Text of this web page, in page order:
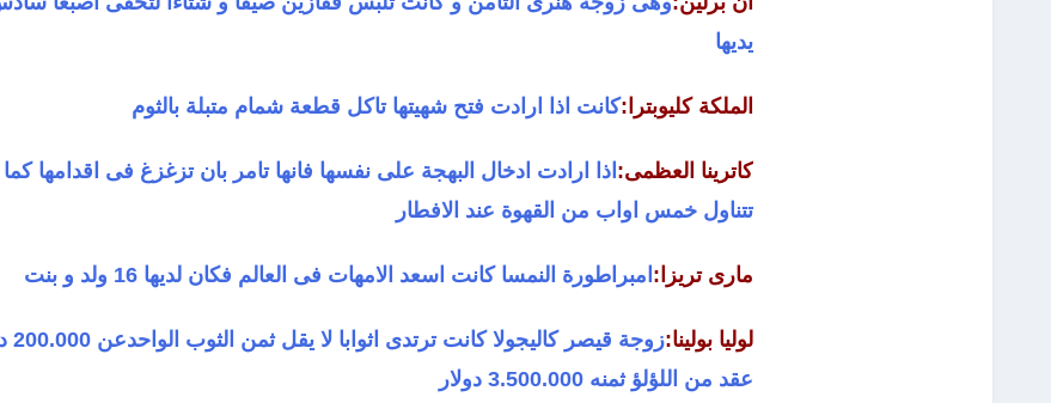
يديها
الملكة كليوبترا:كانت اذا ارادت فتح شهيتها تاكل قطعة شمام متبلة بالثوم
كاترينا العظمى: اذا ارادت ادخال البهجة على نفسها فانها تامر بان تزغزغ فى اقدامها
تتناول خمس اواب من القهوة عند الافطار
مارى تريزا: امبراطورة النمسا كانت اسعد الامهات فى العالم فكان لديها 16 ولد و بنت
لوليا بولينا:
زوجة قيصر
عقد من اللؤلؤ ثمنه 3.500.000 دولار